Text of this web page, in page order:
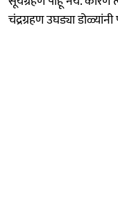
चंद्रग्रहण उघड्या